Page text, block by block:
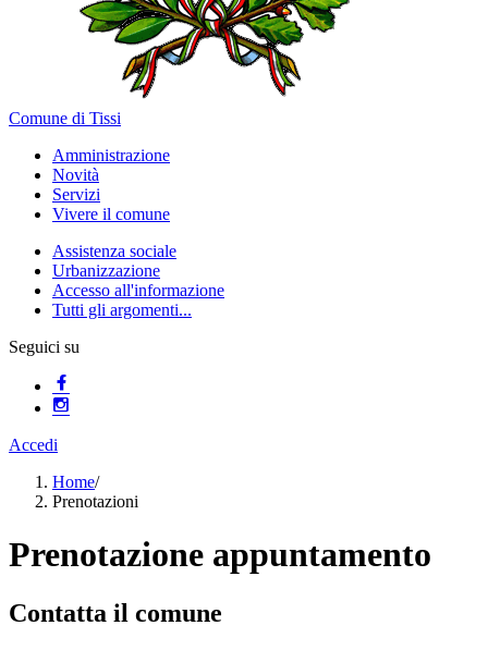
Comune di Tissi
Amministrazione
Novità
Servizi
Vivere il comune
Assistenza sociale
Urbanizzazione
Accesso all'informazione
Tutti gli argomenti...
Seguici su
Accedi
Home/
Prenotazioni
Prenotazione appuntamento
Contatta il comune